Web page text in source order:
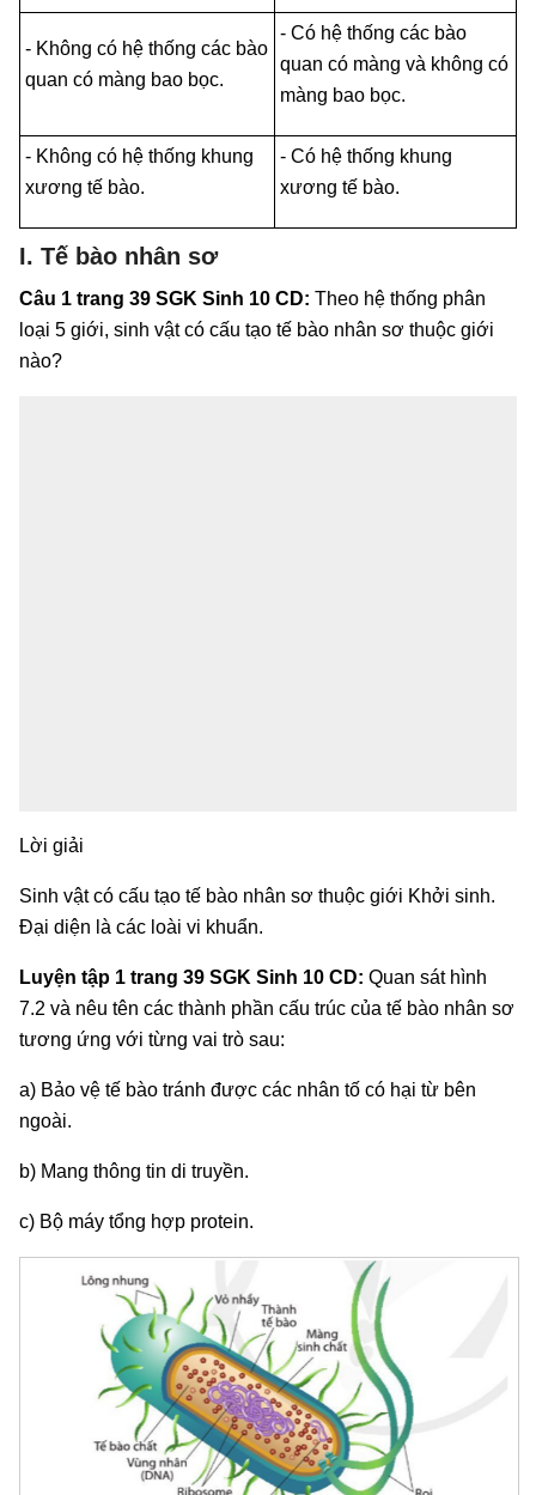
- Không có hệ thống các bào
quan có màng bao bọc.
- Có hệ thống các bào
quan có màng và không có
màng bao bọc.
- Không có hệ thống khung
xương tế bào.
- Có hệ thống khung
xương tế bào.
I. Tế bào nhân sơ
Câu 1 trang 39 SGK Sinh 10 CD: Theo hệ thống phân
loại 5 giới, sinh vật có cấu tạo tế bào nhân sơ thuộc giới
nào?
Lời giải
Sinh vật có cấu tạo tế bào nhân sơ thuộc giới Khởi sinh.
Đại diện là các loài vi khuẩn.
Luyện tập 1 trang 39 SGK Sinh 10 CD: Quan sát hình
7.2 và nêu tên các thành phần cấu trúc của tế bào nhân sơ
tương ứng với từng vai trò sau:
a) Bảo vệ tế bào tránh được các nhân tố có hại từ bên
ngoài.
b) Mang thông tin di truyền.
c) Bộ máy tổng hợp protein.